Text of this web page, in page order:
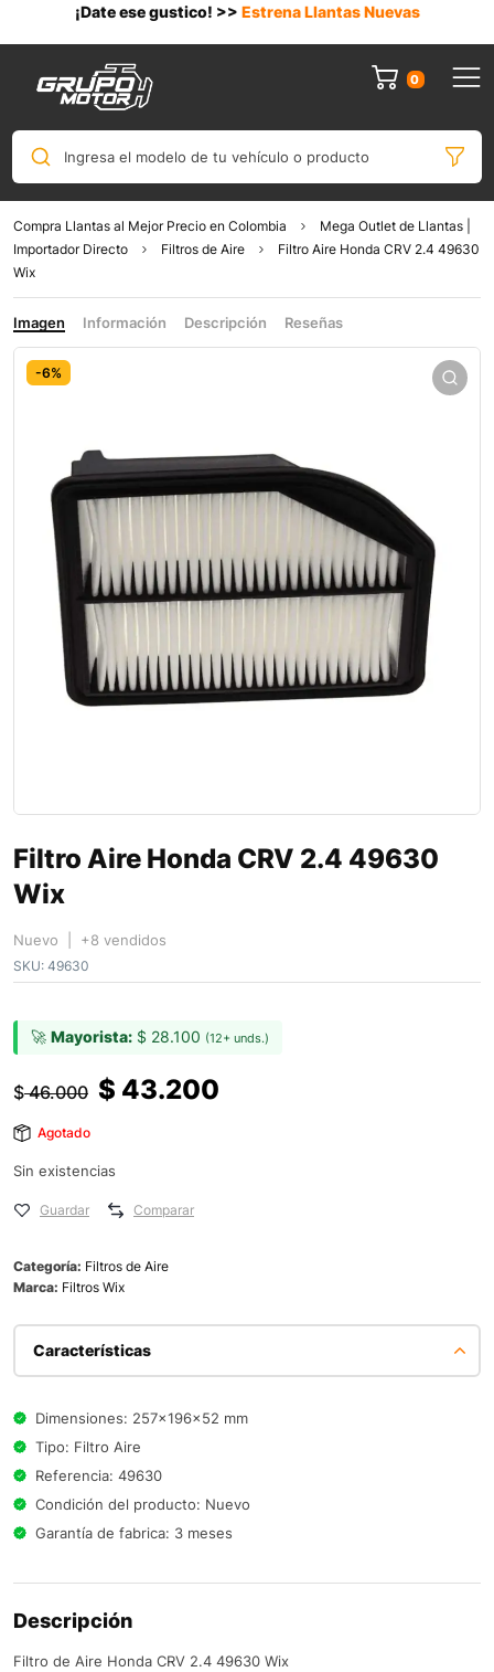
¡Date ese gustico! >> Estrena Llantas Nuevas
0
Ingresa el modelo de tu vehículo o producto
Compra Llantas al Mejor Precio en Colombia
Mega Outlet de Llantas |
Importador Directo
Filtros de Aire
Filtro Aire Honda CRV 2.4 49630
Wix
Imagen Información Descripción Reseñas
-6%
Filtro Aire Honda CRV 2.4 49630
Wix
Nuevo | +8 vendidos
SKU: 49630
🚀 Mayorista: $ 28.100 (12+ unds.)
$46.000 $ 43.200
Agotado
Sin existencias
Guardar Comparar
Categoría: Filtros de Aire
Marca: Filtros Wix
Características
Dimensiones: 257x196x52 mm
Tipo: Filtro Aire
Referencia: 49630
Condición del producto: Nuevo
Garantía de fabrica: 3 meses
Descripción
Filtro de Aire Honda CRV 2.4 49630 Wix